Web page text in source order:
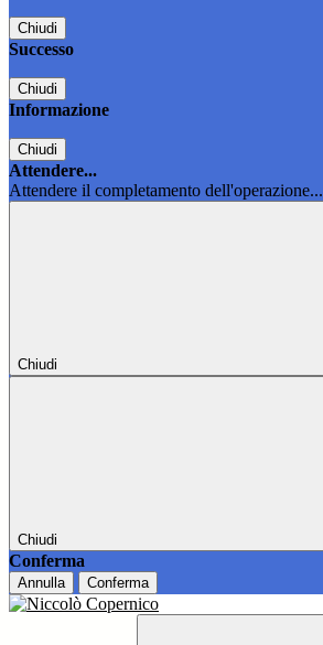
Chiudi
Successo
Chiudi
Informazione
Chiudi
Attendere...
Attendere il completamento dell'operazione...
Chiudi
Chiudi
Conferma
Annulla Conferma